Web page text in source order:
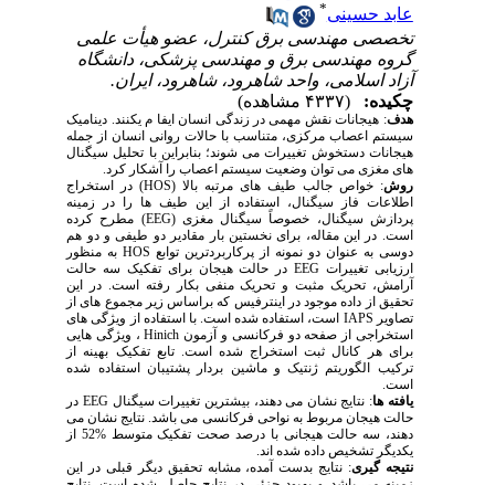
عابد حسینی
تخصصی مهندسی برق کنترل، عضو هیأت علمی
گروه مهندسی برق و مهندسی پزشکی، دانشگاه
آزاد اسلامی، واحد شاهرود، شاهرود، ایران.
چکیده:
هدف: هیجانات نقش مهمی در زندگی انسان ایفا م یکنند. دینامیک
سیستم اعصاب مرکزی، متناسب با حالات روانی انسان از جمله
هیجانات دستخوش تغییرات می شوند؛ بنابراین با تحلیل سیگنال
های مغزی می توان وضعیت سیستم اعصاب را آشکار کرد.
روش
: خواص جالب طیف های مرتبه بالا (HOS) در استخراج
اطلاعات فاز سیگنال، استفاده از این طیف ها را در زمینه
پردازش سیگنال، خصوصاً سیگنال مغزی (EEG) مطرح کرده
است. در این مقاله، برای نخستین بار مقادیر دو طیفی و دو هم
دوسی به عنوان دو نمونه از پرکاربردترین توابع HOS به منظور
ارزیابی تغییرات EEG در حالت هیجان برای تفکیک سه حالت
آرامش، تحریک مثبت و تحریک منفی بکار رفته است. در این
تحقیق از داده موجود در اینترفیس که براساس زیر مجموع های از
تصاویر IAPS است، استفاده شده است. با استفاده از ویژگی های
استخراجی از صفحه دو فرکانسی و آزمون Hinich ، ویژگی هایی
برای هر کانال ثبت استخراج شده است. تابع تفکیک بهینه از
ترکیب الگوریتم ژنتیک و ماشین بردار پشتیبان استفاده شده
است.
یافته ها
: نتایج نشان می دهند، بیشترین تغییرات سیگنال EEG در
حالت هیجان مربوط به نواحی فرکانسی می باشد. نتایج نشان می
دهند، سه حالت هیجانی با درصد صحت تفکیک متوسط %52 از
یکدیگر تشخیص داده شده اند.
نتیجه گیری : نتایج بدست آمده، مشابه تحقیق دیگر قبلی در این